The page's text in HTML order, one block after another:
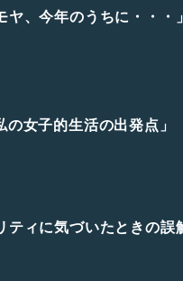
、今年のうちに・・・」
女子的生活の出発点」
ィに気づいたときの誤